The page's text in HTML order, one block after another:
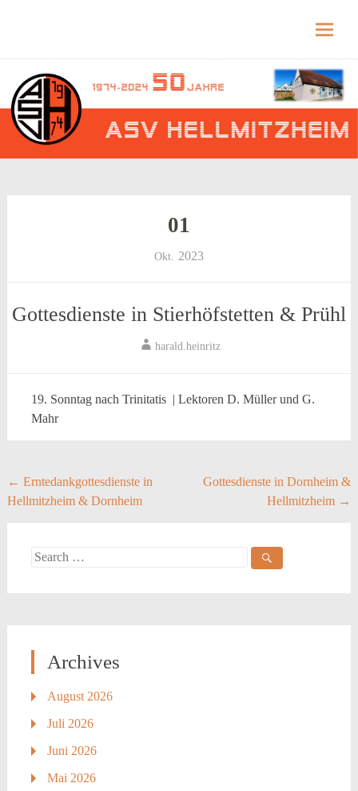
Hellmitzheim.de – fränkisches Dorf am Rande
to
content
01
Okt. 2023
Gottesdienste in Stierhöfstetten & Prühl
harald.heinritz
19. Sonntag nach Trinitatis | Lektoren D. Müller und G.
Mahr
Post
navigation
← Erntedankgottesdienste in
Hellmitzheim & Dornheim
Gottesdienste in Dornheim &
Hellmitzheim →
Search
Archives
August 2026
Juli 2026
Juni 2026
Mai 2026